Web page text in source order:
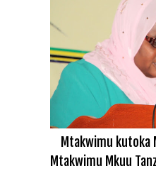
Mtakwimu kutoka
Mtakwimu Mkuu